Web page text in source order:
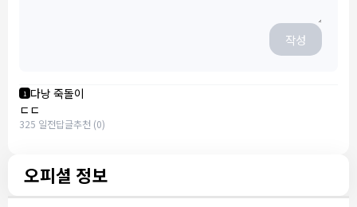
작성
1 다낭 죽돌이
ㄷㄷ
325 일전답글추천 (0)
오피셜 정보